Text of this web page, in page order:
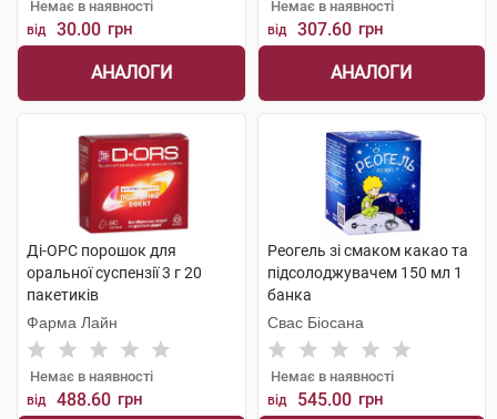
Немає в наявності
від 30.00 грн
АНАЛОГИ
Немає в наявності
від 307.60 грн
АНАЛОГИ
Ді-ОРС порошок для
оральної суспензії 3 г 20
пакетиків
Фарма Лайн
Немає в наявності
від 488.60 грн
Реогель зі смаком какао та
підсолоджувачем 150 мл 1
банка
Свас Біосана
Немає в наявності
від 545.00 грн